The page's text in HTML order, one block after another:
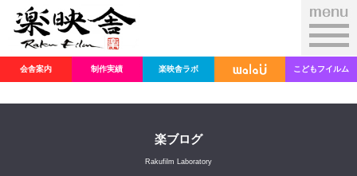
会舎案内 制作実績 楽映舎ラボ こどもフイルム
楽ブログ
Rakufilm Laboratory